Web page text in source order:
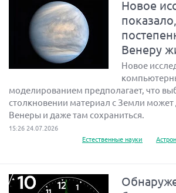
Новое
Венеру
Новое
моделированием предполагает, что
столкновении материал с Земли может
Венеры и даже там сохраниться.
15:26 24.07.2026
Естественные науки